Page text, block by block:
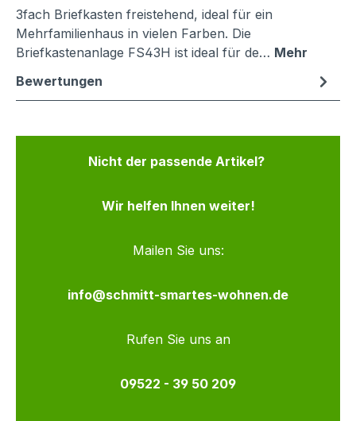
3fach Briefkasten freistehend, ideal für ein
Mehrfamilienhaus in vielen Farben. Die
Briefkastenanlage FS43H ist ideal für de… Mehr
Bewertungen
Nicht der passende Artikel?
Wir helfen Ihnen weiter!
Mailen Sie uns:
info@schmitt-smartes-wohnen.de
Rufen Sie uns an
09522 - 39 50 209